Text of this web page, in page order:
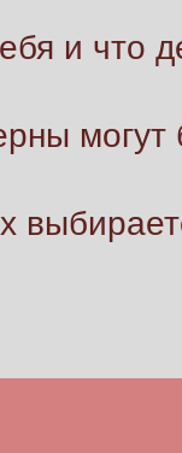
и что